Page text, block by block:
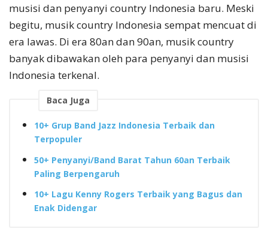
musisi dan penyanyi country Indonesia baru. Meski
begitu, musik country Indonesia sempat mencuat di
era lawas. Di era 80an dan 90an, musik country
banyak dibawakan oleh para penyanyi dan musisi
Indonesia terkenal.
Baca Juga
10+ Grup Band Jazz Indonesia Terbaik dan
Terpopuler
50+ Penyanyi/Band Barat Tahun 60an Terbaik
Paling Berpengaruh
10+ Lagu Kenny Rogers Terbaik yang Bagus dan
Enak Didengar